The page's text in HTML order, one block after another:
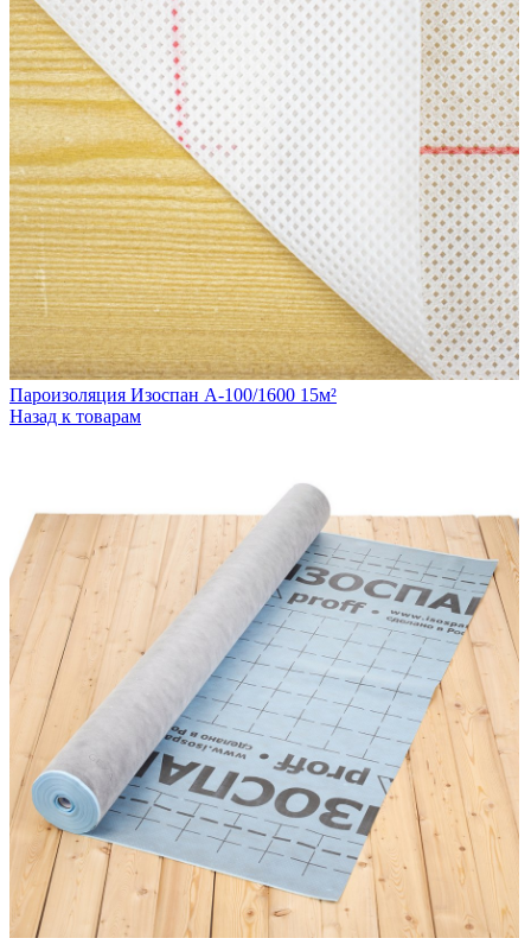
Пароизоляция Изоспан A-100/1600 15м²
Назад к товарам